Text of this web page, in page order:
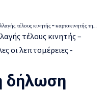
– καρτοκινητής τηλεφωνίας – Όλες οι λεπτομέρειες
δήλωση